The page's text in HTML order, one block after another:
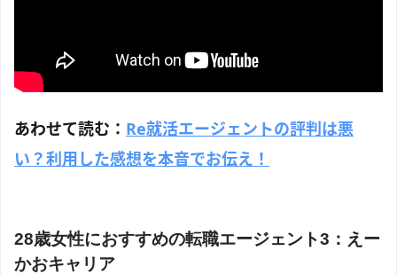
あわせて読む： Re就活エージェントの評判は悪
い？利用した感想を本音でお伝え！
28歳女性におすすめの転職エージェント3：えー
かおキャリア